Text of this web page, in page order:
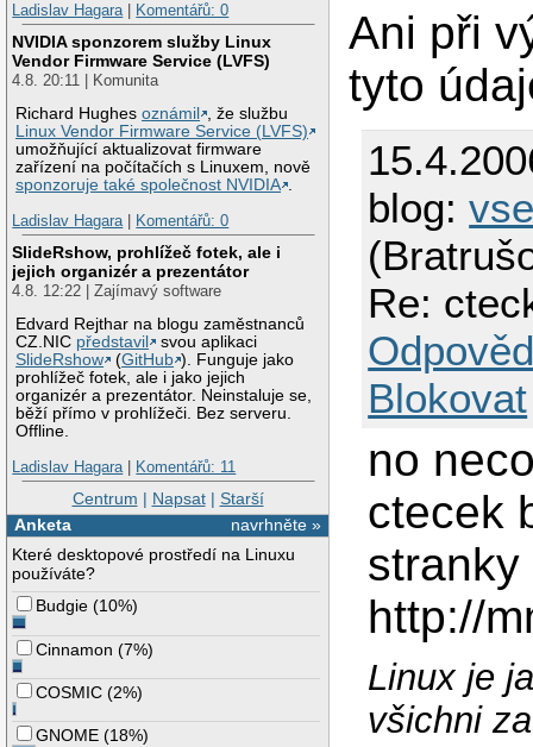
Ladislav Hagara| Komentářů: 0
NVIDIA sponzorem služby Linux
Vendor Firmware Service (LVFS)
4.8. 20:11 | Komunita
Richard Hughesoznámil
, že službu
Linux Vendor Firmware Service (LVFS)
umožňující aktualizovat firmware
zařízení na počítačích s Linuxem, nově
sponzoruje také společnost NVIDIA .
Ladislav Hagara| Komentářů: 0
SlideRshow, prohlížeč fotek, ale i
jejich organizér a prezentátor
4.8. 12:22 | Zajímavý software
Edvard Rejthar na blogu zaměstnanců
CZ.NIC představil
svou aplikaci
SlideRshow
(GitHub ). Funguje jako
prohlížeč fotek, ale i jako jejich
organizér a prezentátor. Neinstaluje se,
běží přímo v prohlížeči. Bez serveru.
Offline.
Ladislav Hagara| Komentářů: 11
Centrum | Napsat| Starší
navrhněte »
Anketa
Které desktopové prostředí na Linuxu
používáte?
Budgie (10%)
Cinnamon (7%)
COSMIC (2%)
GNOME (18%)
Ani při
tyto
blog:
Re:
Blokovat
no
ctecek
http://
Linux je
všichni